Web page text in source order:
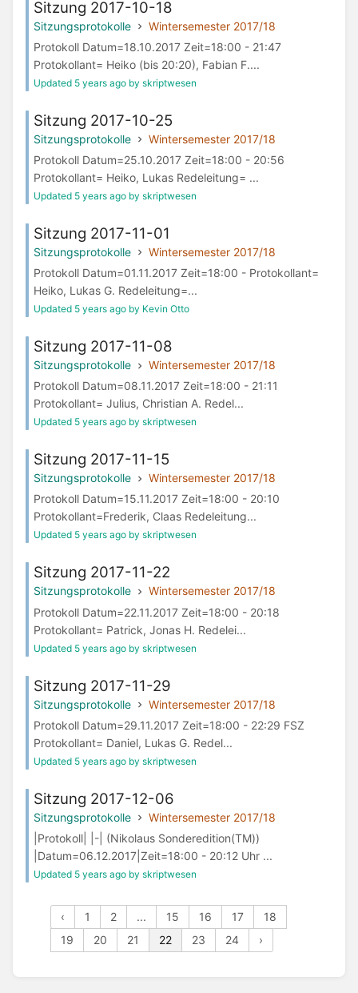
Sitzung 2017-10-18
Sitzungsprotokolle
Wintersemester 2017/18
Protokoll Datum=18.10.2017 Zeit=18:00 - 21:47
Protokollant= Heiko (bis 20:20), Fabian F....
Updated 5 years ago by skriptwesen
Sitzung 2017-10-25
Sitzungsprotokolle
Wintersemester 2017/18
Protokoll Datum=25.10.2017 Zeit=18:00 - 20:56
Protokollant= Heiko, Lukas Redeleitung= ...
Updated 5 years ago by skriptwesen
Sitzung 2017-11-01
Sitzungsprotokolle
Wintersemester 2017/18
Protokoll Datum=01.11.2017 Zeit=18:00 - Protokollant=
Heiko, Lukas G. Redeleitung=...
Updated 5 years ago by Kevin Otto
Sitzung 2017-11-08
Sitzungsprotokolle
Wintersemester 2017/18
Protokoll Datum=08.11.2017 Zeit=18:00 - 21:11
Protokollant= Julius, Christian A. Redel...
Updated 5 years ago by skriptwesen
Sitzung 2017-11-15
Sitzungsprotokolle
Wintersemester 2017/18
Protokoll Datum=15.11.2017 Zeit=18:00 - 20:10
Protokollant=Frederik, Claas Redeleitung...
Updated 5 years ago by skriptwesen
Sitzung 2017-11-22
Sitzungsprotokolle
Wintersemester 2017/18
Protokoll Datum=22.11.2017 Zeit=18:00 - 20:18
Protokollant= Patrick, Jonas H. Redelei...
Updated 5 years ago by skriptwesen
Sitzung 2017-11-29
Sitzungsprotokolle
Wintersemester 2017/18
Protokoll Datum=29.11.2017 Zeit=18:00 - 22:29 FSZ
Protokollant= Daniel, Lukas G. Redel...
Updated 5 years ago by skriptwesen
Sitzung 2017-12-06
Sitzungsprotokolle
Wintersemester 2017/18
|Protokoll| |-| (Nikolaus Sonderedition(TM))
|Datum=06.12.2017|Zeit=18:00 - 20:12 Uhr ...
Updated 5 years ago by skriptwesen
‹ 1 2 ... 15 16 17
18
19
20 21 22 23 24 ›